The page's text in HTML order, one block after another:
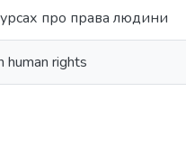
про права людини
human rights